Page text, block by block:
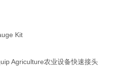
Kit
Agriculture农业设备快速接头